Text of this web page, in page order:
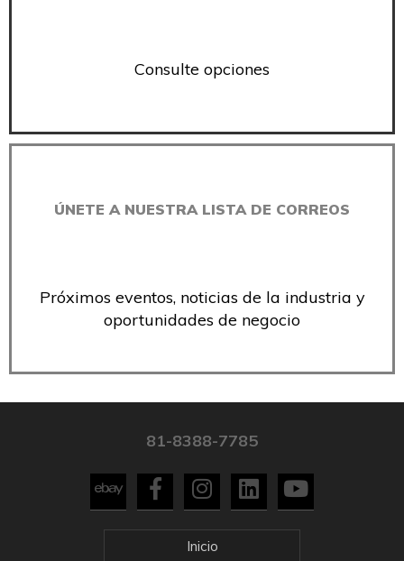
Consulte opciones
ÚNETE A NUESTRA LISTA DE CORREOS
Próximos eventos, noticias de la industria y
oportunidades de negocio
81-8388-7785
Inicio